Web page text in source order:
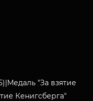
"За взятие
Кенигсберга"